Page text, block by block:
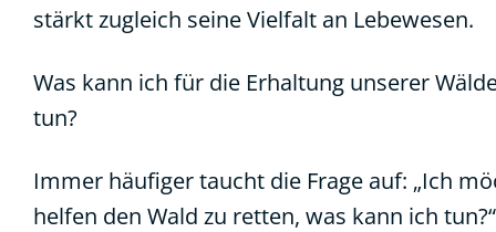
stärkt zugleich seine Vielfalt an Lebewesen.
Was kann ich für die Erhaltung unserer
tun?
Immer häufiger taucht die Frage auf: „Ich
helfen den Wald zu retten, was kann ich tun?“